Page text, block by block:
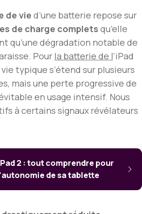
de vie d’une batterie repose sur
de charge complets qu’elle
qu’une dégradation notable de
Pour la batterie de l’iPad
typique s’étend sur plusieurs
mais une perte progressive de
en usage intensif. Nous
à certains signaux révélateurs
2 : tout comprendre pour
de sa tablette